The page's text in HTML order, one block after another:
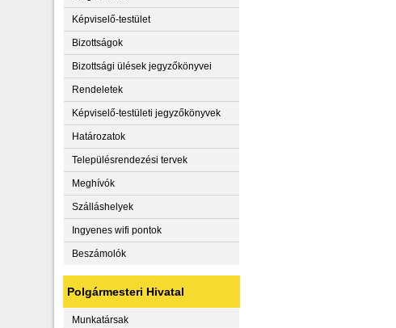
Képviselő-testület
Bizottságok
Bizottsági ülések jegyzőkönyvei
Rendeletek
Képviselő-testületi jegyzőkönyvek
Határozatok
Településrendezési tervek
Meghívók
Szálláshelyek
Ingyenes wifi pontok
Beszámolók
Polgármesteri Hivatal
Munkatársak